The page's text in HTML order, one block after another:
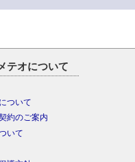
テオについて
ついて
約のご案内
いて